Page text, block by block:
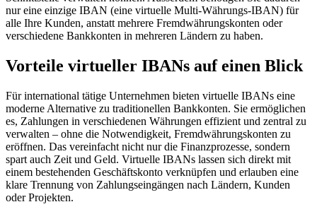
nur eine einzige IBAN (eine virtuelle Multi-Währungs-IBAN) für
alle Ihre Kunden, anstatt mehrere Fremdwährungskonten oder
verschiedene Bankkonten in mehreren Ländern zu haben.
Vorteile virtueller IBANs auf einen Blick
Für international tätige Unternehmen bieten virtuelle IBANs eine
moderne Alternative zu traditionellen Bankkonten. Sie ermöglichen
es, Zahlungen in verschiedenen Währungen effizient und zentral zu
verwalten – ohne die Notwendigkeit, Fremdwährungskonten zu
eröffnen. Das vereinfacht nicht nur die Finanzprozesse, sondern
spart auch Zeit und Geld. Virtuelle IBANs lassen sich direkt mit
einem bestehenden Geschäftskonto verknüpfen und erlauben eine
klare Trennung von Zahlungseingängen nach Ländern, Kunden
oder Projekten.